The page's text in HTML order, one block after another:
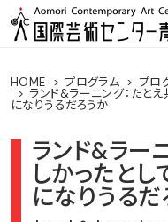
HOME プログラム プロ
ランド&ラーニング：たと
になりうるだろうか
ランド&ラー
しかったとし
になりうるだ